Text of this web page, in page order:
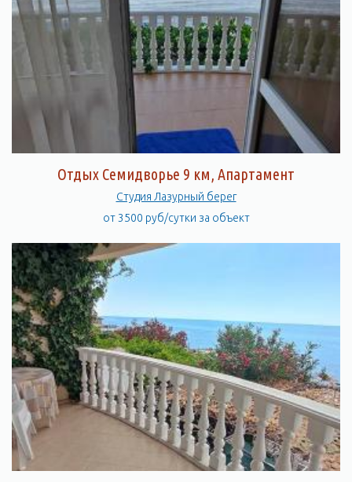
Отдых Семидворье 9 км, Апартамент
Студия Лазурный берег
от 3500 руб/сутки за объект